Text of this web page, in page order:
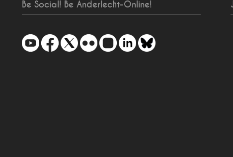
Be Social! Be Anderlecht-Online!